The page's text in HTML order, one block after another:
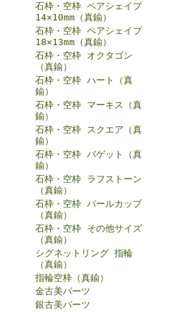
石枠・空枠 ペアシェイプ
14×10mm（真鍮）
石枠・空枠 ペアシェイプ
18×13mm（真鍮）
石枠・空枠 オクタゴン
（真鍮）
石枠・空枠 ハート（真
鍮）
石枠・空枠 マーキス（真
鍮）
石枠・空枠 スクエア（真
鍮）
石枠・空枠 バゲット（真
鍮）
石枠・空枠 ラフストーン
（真鍮）
石枠・空枠 パールカップ
（真鍮）
石枠・空枠 その他サイズ
（真鍮）
シグネットリング 指輪
（真鍮）
指輪空枠（真鍮）
金古美パーツ
銀古美パーツ